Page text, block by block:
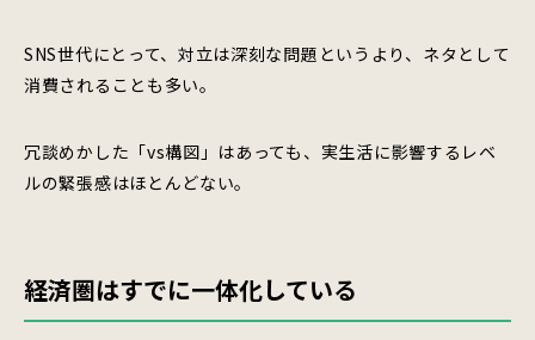
SNS世代にとって、対立は深刻な問題というより、ネタとして
消費されることも多い。
冗談めかした「vs構図」はあっても、実生活に影響するレベ
ルの緊張感はほとんどない。
経済圏はすでに一体化している